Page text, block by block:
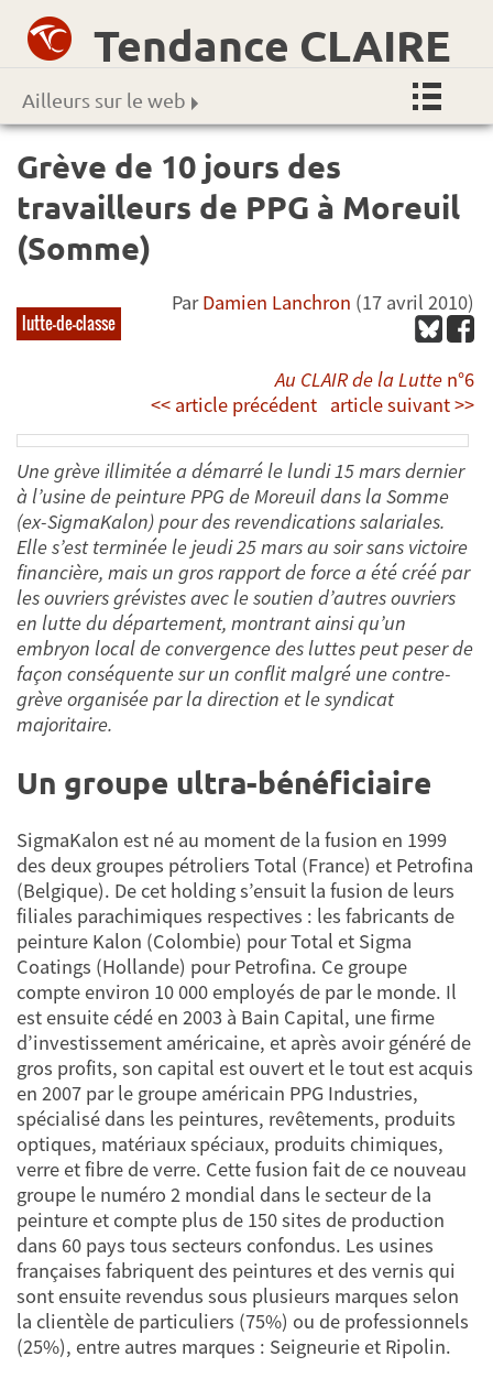
Tendance CLAIRE
Ailleurs sur le web
Grève de 10 jours des
travailleurs de PPG à Moreuil
(Somme)
lutte-de-classe
ParDamien Lanchron (17 avril 2010)
Au CLAIR de la Lutte n°6
<< article précédent article suivant >>
Une grève illimitée a démarré le lundi 15 mars dernier
à l’usine de peinture PPG de Moreuil dans la Somme
(ex-SigmaKalon) pour des revendications salariales.
Elle s’est terminée le jeudi 25 mars au soir sans victoire
financière, mais un gros rapport de force a été créé par
les ouvriers grévistes avec le soutien d’autres ouvriers
en lutte du département, montrant ainsi qu’un
embryon local de convergence des luttes peut peser de
façon conséquente sur un conflit malgré une contre-
grève organisée par la direction et le syndicat
majoritaire.
Un groupe ultra-bénéficiaire
SigmaKalon est né au moment de la fusion en 1999
des deux groupes pétroliers Total (France) et Petrofina
(Belgique). De cet holding s’ensuit la fusion de leurs
filiales parachimiques respectives : les fabricants de
peinture Kalon (Colombie) pour Total et Sigma
Coatings (Hollande) pour Petrofina. Ce groupe
compte environ 10 000 employés de par le monde. Il
est ensuite cédé en 2003 à Bain Capital, une firme
d’investissement américaine, et après avoir généré de
gros profits, son capital est ouvert et le tout est acquis
en 2007 par le groupe américain PPG Industries,
spécialisé dans les peintures, revêtements, produits
optiques, matériaux spéciaux, produits chimiques,
verre et fibre de verre. Cette fusion fait de ce nouveau
groupe le numéro 2 mondial dans le secteur de la
peinture et compte plus de 150 sites de production
dans 60 pays tous secteurs confondus. Les usines
françaises fabriquent des peintures et des vernis qui
sont ensuite revendus sous plusieurs marques selon
la clientèle de particuliers (75%) ou de professionnels
(25%), entre autres marques : Seigneurie et Ripolin.